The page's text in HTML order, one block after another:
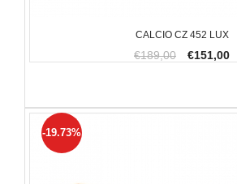
CALCIO CZ 452 LUX
€189,00 €151,00
-19.73%